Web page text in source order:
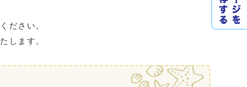
ださい。
します。